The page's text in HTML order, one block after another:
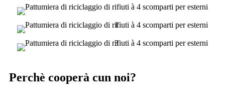
Perchè cooperà cun noi?